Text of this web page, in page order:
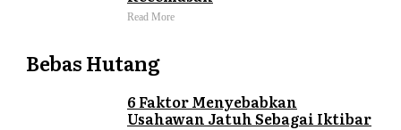
Read More
Bebas Hutang
6 Faktor Menyebabkan
Usahawan Jatuh Sebagai Iktibar